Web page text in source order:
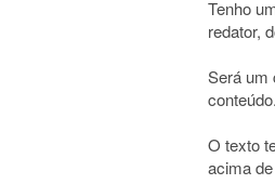
Tenho
redator,
Será um
conteúdo.
O texto
acima